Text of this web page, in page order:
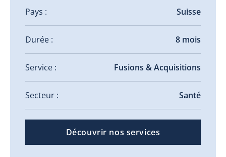
Pays : Suisse
Durée : 8 mois
Service : Fusions & Acquisitions
Secteur : Santé
Découvrir nos services